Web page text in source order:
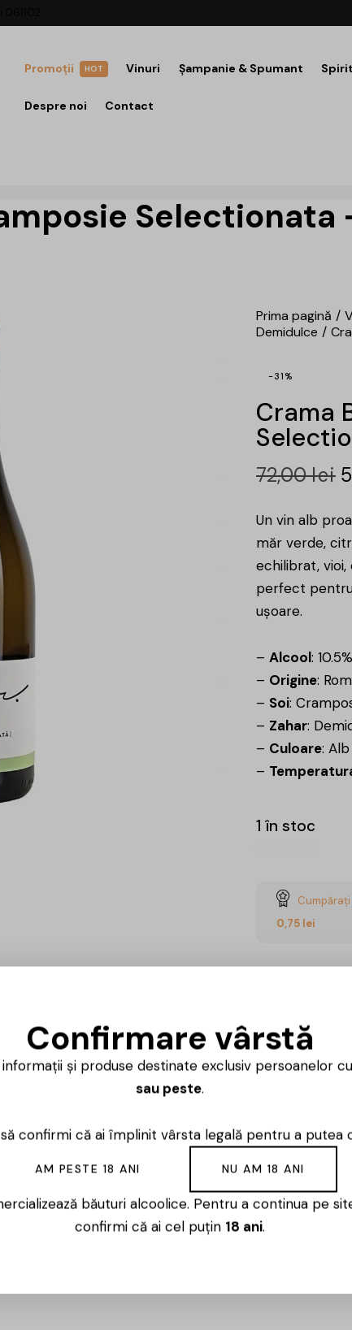
HOT
Promoții Vinuri Șampanie & Spumant
Despre noi Contact
Selectionata
Prima pagină
Demidulce
-31%
Crama
72,00lei
Un vin alb
măr verde,
echilibrat,
perfect
ușoare.
– Alcool: 10.5%
– Origine:
– Soi:
– Zahar:
– Culoare: Alb
–
1 în stoc
0,75 lei
Ai întrebări?
Confirmare vârstă
și produse destinate exclusiv persoanelor
sau peste.
confirmi că ai împlinit vârsta legală pentru a putea
AM PESTE 18 ANI NU AM 18 ANI
băuturi alcoolice. Pentru a continua pe
confirmi că ai cel puțin 18 ani.